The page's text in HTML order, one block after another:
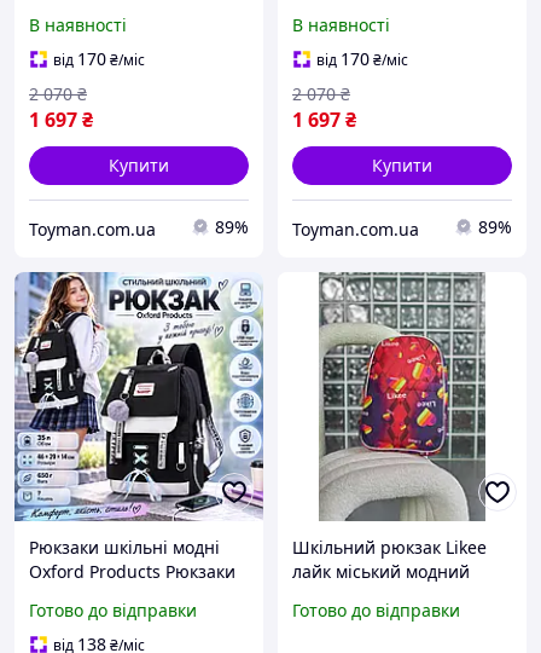
підлітковий з
перехідником USB
Skyname 90-112
В наявності
від 170₴/міс
1 697₴
2 070 ₴
Купити
Toyman.com.ua 89%
підлітковий з
перехідником USB
Skyname 90-112
В наявності
від 170₴/міс
1 697₴
2 070 ₴
Купити
Toyman.com.ua 89%
Рюкзаки шкільні модні
Oxford Products Рюкзаки
кабелі Рюкзак для
дівчинки з кодовим
Готово до відправки
від 138₴/міс
Шкільний рюкзак Likee
лайк міський модний
на щодень колір
Готово до відправки